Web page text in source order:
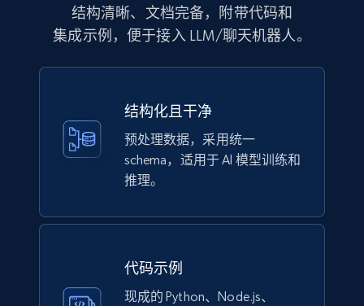
结构清晰、文档完备，附带代码和
集成示例，便于接入 LLM/聊天机器人。
结构化且干净
预处理数据，采用统一
schema，适用于 AI 模型训练和
推理。
代码示例
现成的 Python、Node.js、